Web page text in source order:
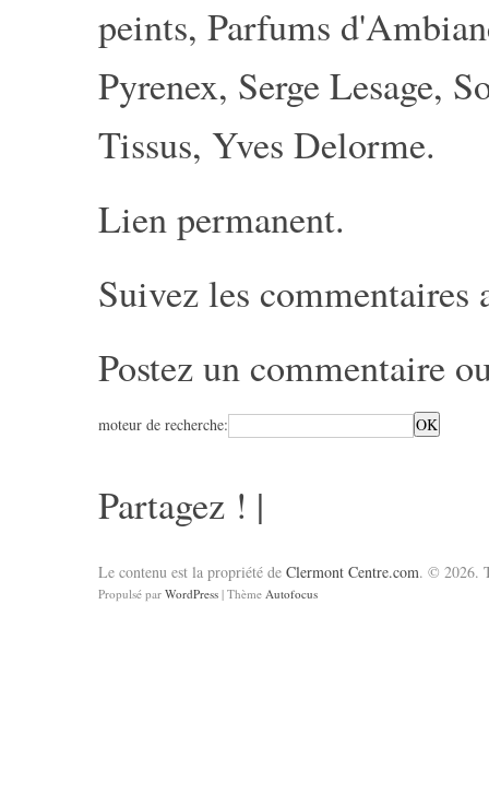
peints, Parfums
Pyrenex, Serge Lesage,
Tissus, Yves Delorme.
Lien permanent.
Suivez les commentaires
Postez un commentaire
moteur de recherche:
Partagez ! |
Le contenu est la propriété de Clermont Centre.com. © 2026.
Propulsé par WordPress | Thème Autofocus